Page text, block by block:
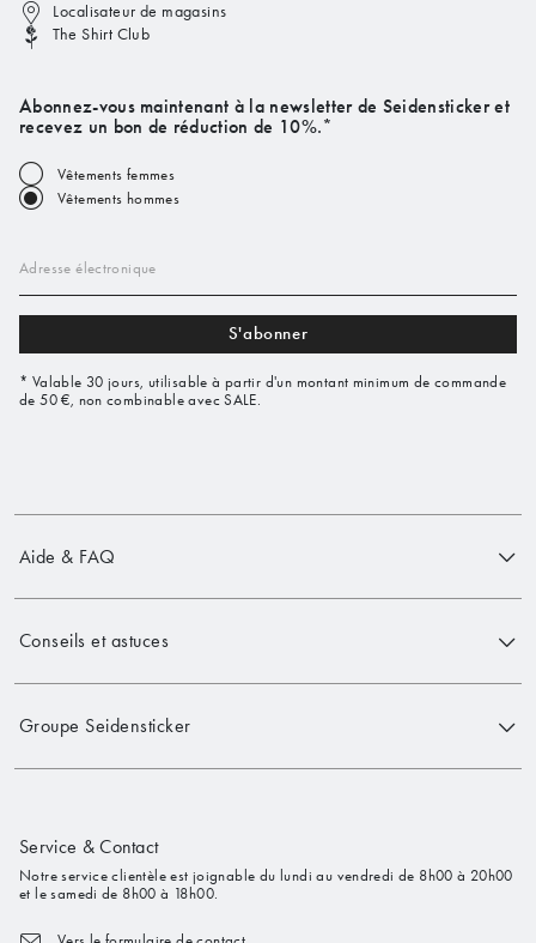
Localisateur de magasins
The Shirt Club
Abonnez-vous maintenant à la newsletter de Seidensticker et
recevez un bon de réduction de 10%.*
Vêtements femmes
Vêtements hommes
Adresse électronique
S'abonner
* Valable 30 jours, utilisable à partir d'un montant minimum de commande
de 50 €, non combinable avec SALE.
Aide & FAQ
Conseils et astuces
Groupe Seidensticker
Service & Contact
Notre service clientèle est joignable du lundi au vendredi de 8h00 à 20h00
et le samedi de 8h00 à 18h00.